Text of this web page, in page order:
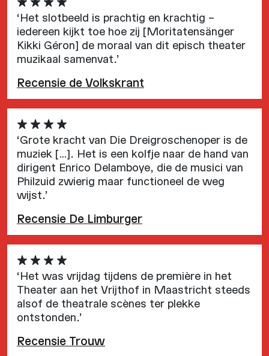
‘Het slotbeeld is prachtig en krachtig –
iedereen kijkt toe hoe zij [Moritatensänger
Kikki Géron] de moraal van dit episch theater
muzikaal samenvat.’
Recensie de Volkskrant
‘Grote kracht van Die Dreigroschenoper is de
muziek […]. Het is een kolfje naar de hand van
dirigent Enrico Delamboye, die de musici van
Philzuid zwierig maar functioneel de weg
wijst.’
Recensie De Limburger
‘Het was vrijdag tijdens de première in het
Theater aan het Vrijthof in Maastricht steeds
alsof de theatrale scènes ter plekke
ontstonden.’
Recensie Trouw